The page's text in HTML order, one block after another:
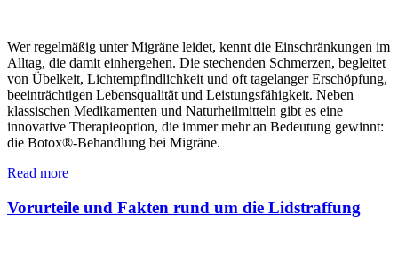
Wer regelmäßig unter Migräne leidet, kennt die Einschränkungen im
Alltag, die damit einhergehen. Die stechenden Schmerzen, begleitet
von Übelkeit, Lichtempfindlichkeit und oft tagelanger Erschöpfung,
beeinträchtigen Lebensqualität und Leistungsfähigkeit. Neben
klassischen Medikamenten und Naturheilmitteln gibt es eine
innovative Therapieoption, die immer mehr an Bedeutung gewinnt:
die Botox®-Behandlung bei Migräne.
Read more
Vorurteile und Fakten rund um die Lidstraffung